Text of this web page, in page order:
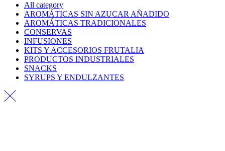
All category
AROMÁTICAS SIN AZUCAR AÑADIDO
AROMÁTICAS TRADICIONALES
CONSERVAS
INFUSIONES
KITS Y ACCESORIOS FRUTALIA
PRODUCTOS INDUSTRIALES
SNACKS
SYRUPS Y ENDULZANTES